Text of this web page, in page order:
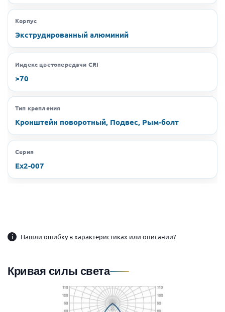
Корпус
Экструдированный алюминий
Индекс цветопередачи CRI
>70
Тип крепления
Кронштейн поворотный, Подвес, Рым-болт
Серия
Ex2-007
i Нашли ошибку в характеристиках или описании?
Кривая силы света